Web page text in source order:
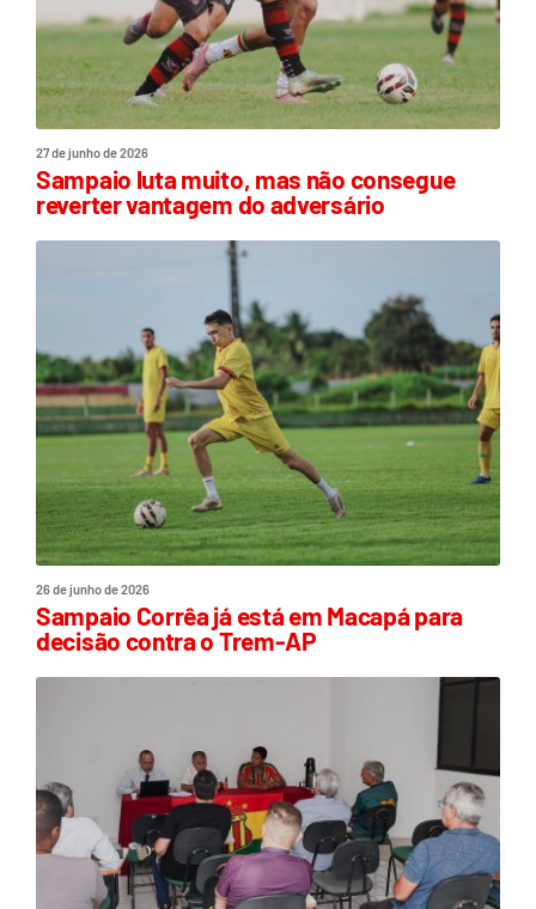
27 de junho de 2026
Sampaio luta muito, mas não consegue
reverter vantagem do adversário
26 de junho de 2026
Sampaio Corrêa já está em Macapá para
decisão contra o Trem-AP